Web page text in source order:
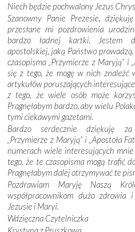
mieliśmy okazję przekonać się,
otacza nie tylko nasz naród, lecz
się Jej ufnie oddają, a także
Jej siebie oraz swych bliskich.
Dzieje Portugalii to również
odstępstw, także w życiu
wymiarze tak osobistym, jak i
konieczności ciągłego zabiegania o
Opatrzności. Wierność
przynajmniej w życiu duchowym.
nieszczęściem i śmiercią. Te
przychodziły na myśl, gdy
przewodników o portugalskich
zwycięskich bitwach i
kochanków.
Byli tym razem pośród
każdego spośród żyjących pokoleń.
liczył sobie 13 lat, zaś senior,
Niech będzie pochwalony Jezus
Szanowny Panie Prezesie,
przesłane mi pozdrowienia
bardzo ładnej kartki. Jestem
apostolskiej, jaką Państwo
czasopisma „Przymierze z Maryją” i
się z tego, że mogę w nich znaleźć
artykułów poruszających
z tego, że wiele osób może
Pragnęłabym bardzo, aby wielu
tymi ciekawymi gazetami.
Bardzo serdecznie dziękuję
„Przymierze z Maryją” i „Apostoła
numerach wiele interesujących
tego, że te czasopisma mogą trafić
Pragnęłabym dalej otrzymywać te
Pozdrawiam Maryję Naszą
współpracownikom dużo
Jezusie i Maryi.
Wdzięczna Czytelniczka